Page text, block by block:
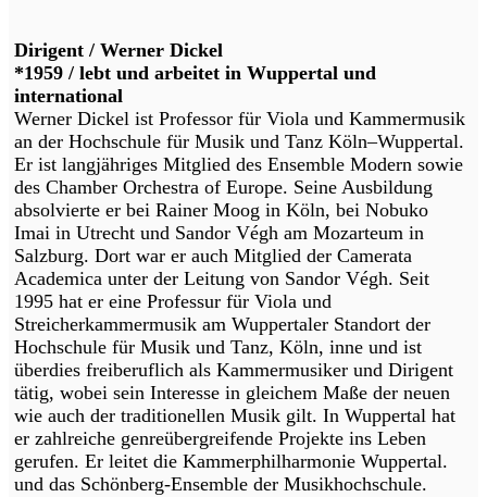
Dirigent / Werner Dickel
*1959 / lebt und arbeitet in Wuppertal und
international
Werner Dickel ist Professor für Viola und Kammermusik
an der Hochschule für Musik und Tanz Köln–Wuppertal.
Er ist langjähriges Mitglied des Ensemble Modern sowie
des Chamber Orchestra of Europe. Seine Ausbildung
absolvierte er bei Rainer Moog in Köln, bei Nobuko
Imai in Utrecht und Sandor Végh am Mozarteum in
Salzburg. Dort war er auch Mitglied der Camerata
Academica unter der Leitung von Sandor Végh. Seit
1995 hat er eine Professur für Viola und
Streicherkammermusik am Wuppertaler Standort der
Hochschule für Musik und Tanz, Köln, inne und ist
überdies freiberuflich als Kammermusiker und Dirigent
tätig, wobei sein Interesse in gleichem Maße der neuen
wie auch der traditionellen Musik gilt. In Wuppertal hat
er zahlreiche genreübergreifende Projekte ins Leben
gerufen. Er leitet die Kammerphilharmonie Wuppertal.
und das Schönberg-Ensemble der Musikhochschule.